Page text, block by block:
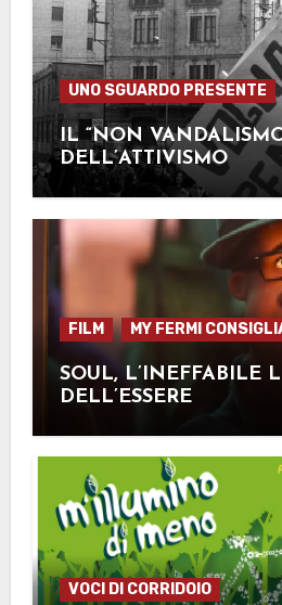
UNO SGUARDO PRESENTE
IL “NON
DELL’ATTIVISMO
FILM MY FERMI
SOUL, L’INEFFABILE
DELL’ESSERE
VOCI DI CORRIDOIO